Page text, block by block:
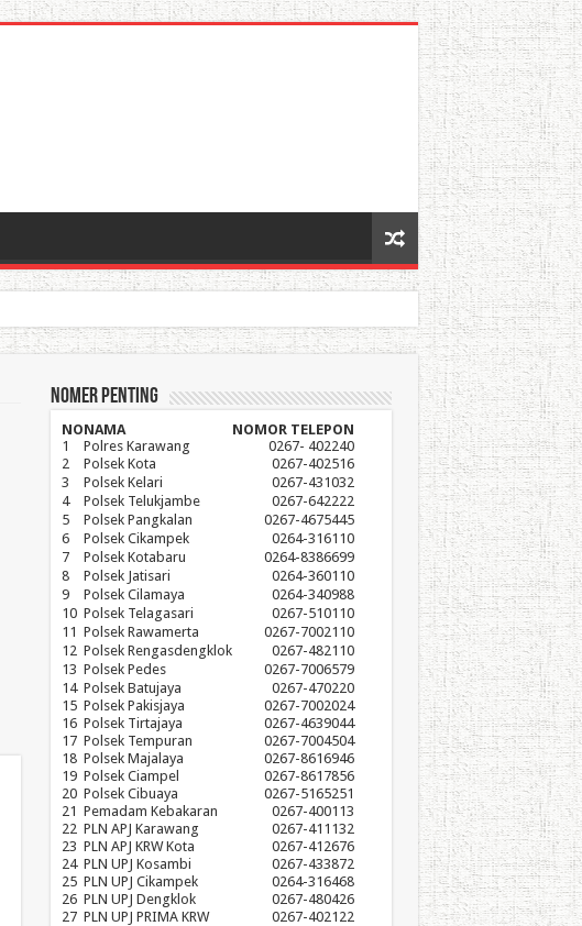
Nomer Penting
NONAMA
NOMOR TELEPON
1
Polres Karawang
0267- 402240
2
Polsek Kota
0267-402516
3
Polsek Kelari
0267-431032
4
Polsek Telukjambe
0267-642222
5
Polsek Pangkalan
0267-4675445
6
Polsek Cikampek
0264-316110
7
Polsek Kotabaru
0264-8386699
8
Polsek Jatisari
0264-360110
9
Polsek Cilamaya
0264-340988
10 Polsek Telagasari
0267-510110
11 Polsek Rawamerta
0267-7002110
12 Polsek Rengasdengklok
0267-482110
13 Polsek Pedes
0267-7006579
14 Polsek Batujaya
0267-470220
15 Polsek Pakisjaya
0267-7002024
16 Polsek Tirtajaya
0267-4639044
17 Polsek Tempuran
0267-7004504
18 Polsek Majalaya
0267-8616946
19 Polsek Ciampel
0267-8617856
20 Polsek Cibuaya
0267-5165251
21 Pemadam Kebakaran
0267-400113
22 PLN APJ Karawang
0267-411132
23 PLN APJ KRW Kota
0267-412676
24 PLN UPJ Kosambi
0267-433872
25 PLN UPJ Cikampek
0264-316468
26 PLN UPJ Dengklok
0267-480426
27 PLN UPJ PRIMA KRW 0267-402122